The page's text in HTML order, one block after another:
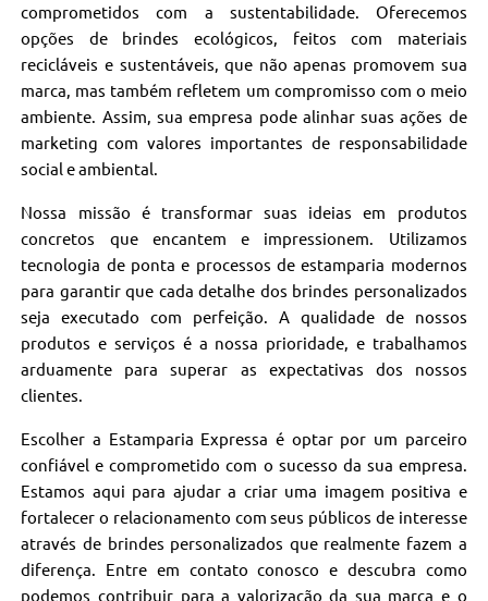
comprometidos com a sustentabilidade. Oferecemos
opções de brindes ecológicos, feitos com materiais
recicláveis e sustentáveis, que não apenas promovem sua
marca, mas também refletem um compromisso com o meio
ambiente. Assim, sua empresa pode alinhar suas ações de
marketing com valores importantes de responsabilidade
social e ambiental.
Nossa missão é transformar suas ideias em produtos
concretos que encantem e impressionem. Utilizamos
tecnologia de ponta e processos de estamparia modernos
para garantir que cada detalhe dos brindes personalizados
seja executado com perfeição. A qualidade de nossos
produtos e serviços é a nossa prioridade, e trabalhamos
arduamente para superar as expectativas dos nossos
clientes.
Escolher a Estamparia Expressa é optar por um parceiro
confiável e comprometido com o sucesso da sua empresa.
Estamos aqui para ajudar a criar uma imagem positiva e
fortalecer o relacionamento com seus públicos de interesse
através de brindes personalizados que realmente fazem a
diferença. Entre em contato conosco e descubra como
podemos contribuir para a valorização da sua marca e o